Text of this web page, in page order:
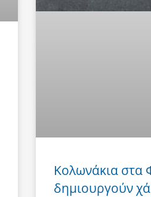
Κολωνάκια στα
δημιουργούν